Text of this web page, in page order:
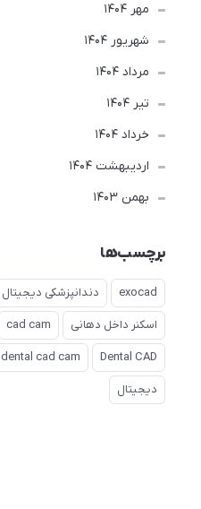
مهر 1404
شهریور 1404
مرداد 1404
تير 1404
خرداد 1404
ارديبهشت 1404
بهمن 1403
برچسب‌ها
exocad دندانپزشکی دیجیتال
اسکنر داخل دهانی cad cam
Dental CAD
dental cad cam
دیجیتال